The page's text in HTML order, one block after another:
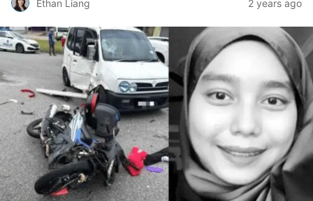
Ethan Liang 2 years ago